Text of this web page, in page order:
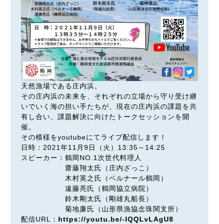
天然漁場である庄内浜。
その庄内浜の未来を、それぞれの立場から守り受け継
いでいく海の担い手たちが、現在の庄内浜の課題を共
有し合い、課題解決に向けたトークセッションを開
催。
その模様をyoutubeにてライブ配信します！
日時：2021年11月9日（火）13:35～14:25
スピーカー：鶴岡NO.1次世代料理人
齋藤翔太氏（庄内ざっこ）
木村英之氏（ベルナール鶴岡）
遠藤亮氏（鶴岡協立病院）
鈴木剛太氏（剛雄丸船長）
菊地廉氏（山形県漁協念珠関支所）
配信URL： https://youtu.be/-IQQLvLAgU8